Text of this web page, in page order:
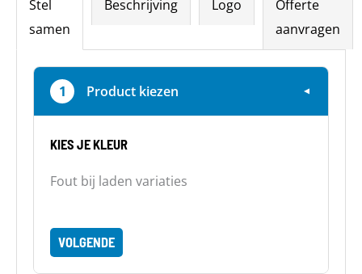
Stel
samen
Beschrijving Logo
Offerte
aanvragen
1 Product kiezen ▼
KIES JE KLEUR
Fout bij laden variaties
VOLGENDE